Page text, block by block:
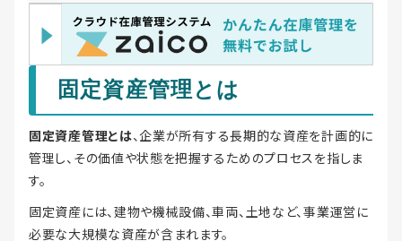
固定資産管理とは
固定資産管理とは、企業が所有する長期的な資産を計画的に
管理し、その価値や状態を把握するためのプロセスを指しま
す。
固定資産には、建物や機械設備、車両、土地など、事業運営に
必要な大規模な資産が含まれます。